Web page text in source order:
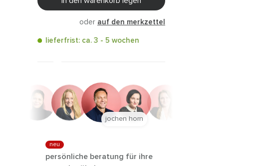
oder auf den merkzettel
lieferfrist: ca. 3 - 5 wochen
neu
persönliche beratung für ihre
jochen horn